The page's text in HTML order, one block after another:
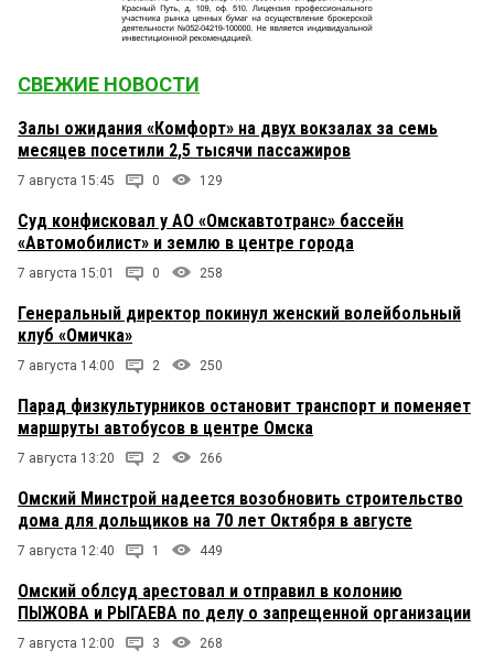
СВЕЖИЕ НОВОСТИ
Залы ожидания «Комфорт» на двух вокзалах за семь
месяцев посетили 2,5 тысячи пассажиров
7 августа 15:45 0 129
Суд конфисковал у АО «Омскавтотранс» бассейн
«Автомобилист» и землю в центре города
7 августа 15:01 0 258
Генеральный директор покинул женский волейбольный
клуб «Омичка»
7 августа 14:00 2 250
Парад физкультурников остановит транспорт и поменяет
маршруты автобусов в центре Омска
7 августа 13:20 2 266
Омский Минстрой надеется возобновить строительство
дома для дольщиков на 70 лет Октября в августе
7 августа 12:40 1 449
Омский облсуд арестовал и отправил в колонию
ПЫЖОВА и РЫГАЕВА по делу о запрещенной организации
7 августа 12:00 3 268